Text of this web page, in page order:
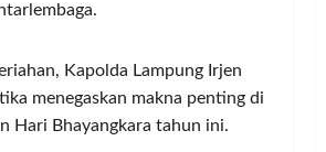
Kapolda Lampung Irjen
menegaskan makna penting di
Hari Bhayangkara tahun ini.